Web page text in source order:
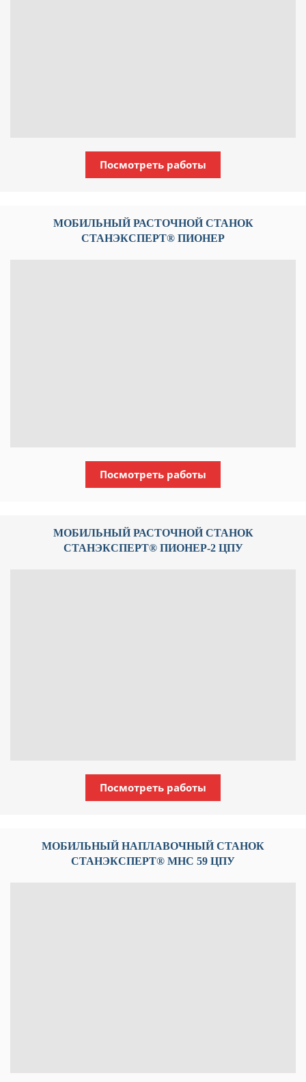
Посмотреть работы
МОБИЛЬНЫЙ РАСТОЧНОЙ СТАНОК
СТАНЭКСПЕРТ® ПИОНЕР
Посмотреть работы
МОБИЛЬНЫЙ РАСТОЧНОЙ СТАНОК
СТАНЭКСПЕРТ® ПИОНЕР-2 ЦПУ
Посмотреть работы
МОБИЛЬНЫЙ НАПЛАВОЧНЫЙ СТАНОК
СТАНЭКСПЕРТ® МНС 59 ЦПУ